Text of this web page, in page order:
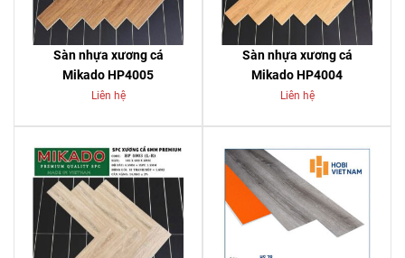
Sàn nhựa xương cá
Mikado HP4005
Liên hệ
Sàn nhựa xương cá
Mikado HP4004
Liên hệ